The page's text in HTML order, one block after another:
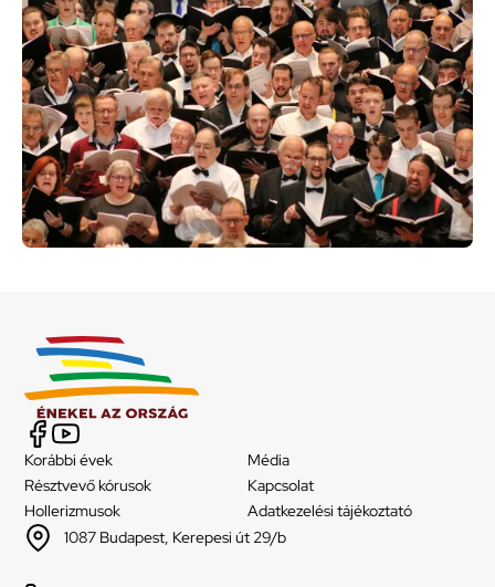
Korábbi évek
Résztvevő kórusok
Hollerizmusok
Média
Kapcsolat
Adatkezelési tájékoztató
1087 Budapest, Kerepesi út 29/b